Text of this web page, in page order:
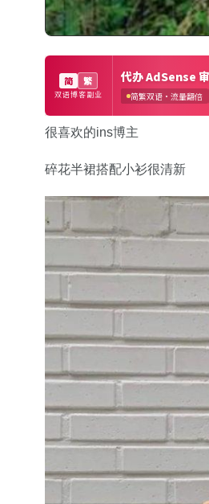
很喜欢的ins博主
碎花半裙搭配小衫很清新